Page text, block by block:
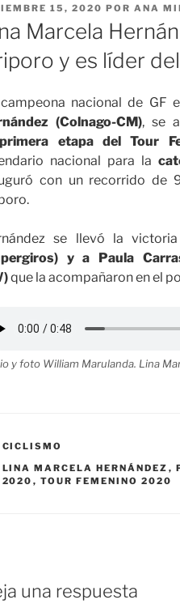
15, 2020 POR ANA
Marcela
y es líder
nacional de GF
(Colnago-CM), se
etapa del Tour
nacional para la
con un recorrido de
se llevó la
y a Paula
que la acompañaron en el
y foto William Marulanda. Lina
CATEGORÍAS
CICLISMO
ETIQUETAS
LINA MARCELA HERNÁNDEZ ,
2020 , TOUR FEMENINO 2020
una respuesta